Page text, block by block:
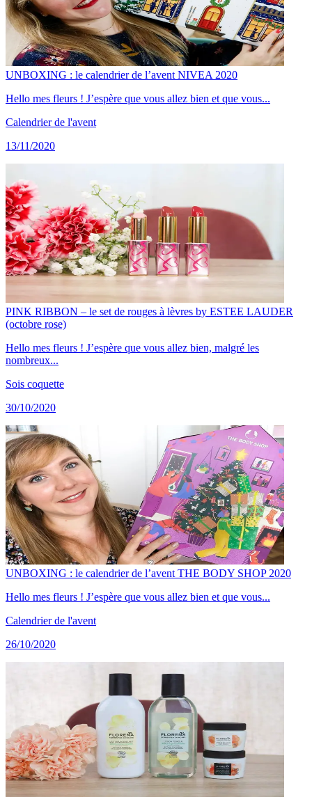
UNBOXING : le calendrier de l’avent NIVEA 2020
Hello mes fleurs ! J’espère que vous allez bien et que vous...
Calendrier de l'avent
13/11/2020
PINK RIBBON – le set de rouges à lèvres by ESTEE LAUDER
(octobre rose)
Hello mes fleurs ! J’espère que vous allez bien, malgré les
nombreux...
Sois coquette
30/10/2020
UNBOXING : le calendrier de l’avent THE BODY SHOP 2020
Hello mes fleurs ! J’espère que vous allez bien et que vous...
Calendrier de l'avent
26/10/2020